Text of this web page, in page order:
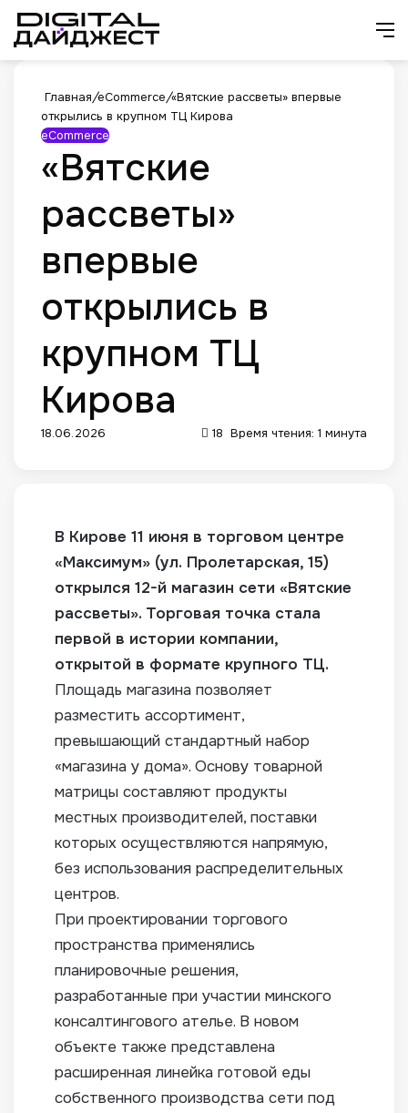
Главная/eCommerce/«Вятские рассветы» впервые
открылись в крупном ТЦ Кирова
eCommerce
«Вятские
рассветы»
впервые
открылись в
крупном ТЦ
Кирова
18.06.2026 18 Время чтения: 1 минута
В Кирове 11 июня в торговом центре
«Максимум» (ул. Пролетарская, 15)
открылся 12-й магазин сети «Вятские
рассветы». Торговая точка стала
первой в истории компании,
открытой в формате крупного ТЦ.
Площадь магазина позволяет
разместить ассортимент,
превышающий стандартный набор
«магазина у дома». Основу товарной
матрицы составляют продукты
местных производителей, поставки
которых осуществляются напрямую,
без использования распределительных
центров.
При проектировании торгового
пространства применялись
планировочные решения,
разработанные при участии минского
консалтингового ателье. В новом
объекте также представлена
расширенная линейка готовой еды
собственного производства сети под